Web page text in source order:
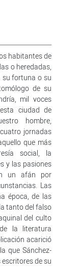
habitantes de
o heredadas,
su fortuna o su
de su
mil voces
ciudad de
hombre,
jornadas
que más
social, la
y las pasiones
un afán por
Las
época, de las
tanto del falso
del culto
la literatura
acarició
que Sánchez-
de su